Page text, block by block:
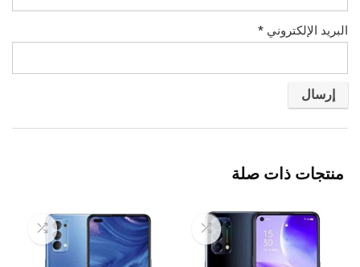
البريد الإلكتروني *
منتجات ذات صلة